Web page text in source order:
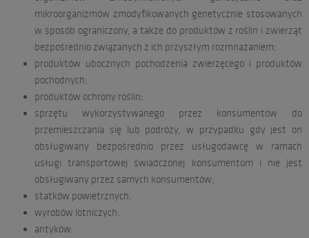
mikroorganizmów zmodyfikowanych genetycznie stosowanych
w sposób ograniczony, a także do produktów z roślin i zwierząt
bezpośrednio związanych z ich przyszłym rozmnażaniem;
produktów ubocznych pochodzenia zwierzęcego i produktów
pochodnych;
produktów ochrony roślin;
sprzętu wykorzystywanego przez konsumentów do
przemieszczania się lub podróży, w przypadku gdy jest on
obsługiwany bezpośrednio przez usługodawcę w ramach
usługi transportowej świadczonej konsumentom i nie jest
obsługiwany przez samych konsumentów;
statków powietrznych,
wyrobów lotniczych;
antyków.